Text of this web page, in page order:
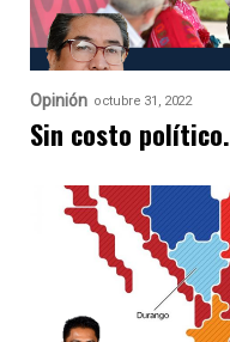
Opinión octubre 31, 2022
Sin costo político.